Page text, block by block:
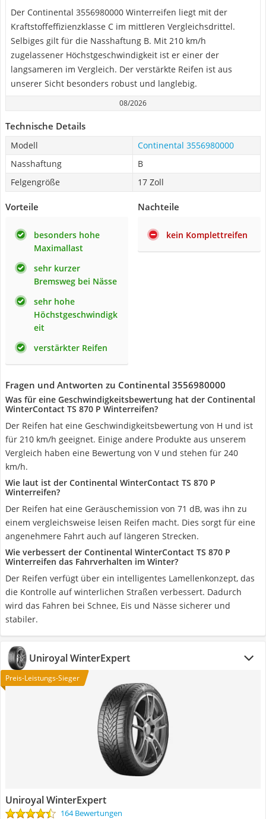
Der Continental 3556980000 Winterreifen liegt mit der
Kraftstoffeffizienzklasse C im mittleren Vergleichsdrittel.
Selbiges gilt für die Nasshaftung B. Mit 210 km/h
zugelassener Höchstgeschwindigkeit ist er einer der
langsameren im Vergleich. Der verstärkte Reifen ist aus
unserer Sicht besonders robust und langlebig.
08/2026
Technische Details
Modell
Continental 3556980000
Nasshaftung
B
Felgengröße
17 Zoll
Vorteile
besonders hohe
Maximallast
sehr kurzer
Bremsweg bei Nässe
sehr hohe
Höchstgeschwindigk
eit
verstärkter Reifen
Nachteile
kein Komplettreifen
Fragen und Antworten zu Continental 3556980000
Was für eine Geschwindigkeitsbewertung hat der Continental
WinterContact TS 870 P Winterreifen?
Der Reifen hat eine Geschwindigkeitsbewertung von H und ist
für 210 km/h geeignet. Einige andere Produkte aus unserem
Vergleich haben eine Bewertung von V und stehen für 240
km/h.
Wie laut ist der Continental WinterContact TS 870 P
Winterreifen?
Der Reifen hat eine Geräuschemission von 71 dB, was ihn zu
einem vergleichsweise leisen Reifen macht. Dies sorgt für eine
angenehmere Fahrt auch auf längeren Strecken.
Wie verbessert der Continental WinterContact TS 870 P
Winterreifen das Fahrverhalten im Winter?
Der Reifen verfügt über ein intelligentes Lamellenkonzept, das
die Kontrolle auf winterlichen Straßen verbessert. Dadurch
wird das Fahren bei Schnee, Eis und Nässe sicherer und
stabiler.
Uniroyal WinterExpert
Preis-Leistungs-Sieger
Uniroyal WinterExpert
164 Bewertungen